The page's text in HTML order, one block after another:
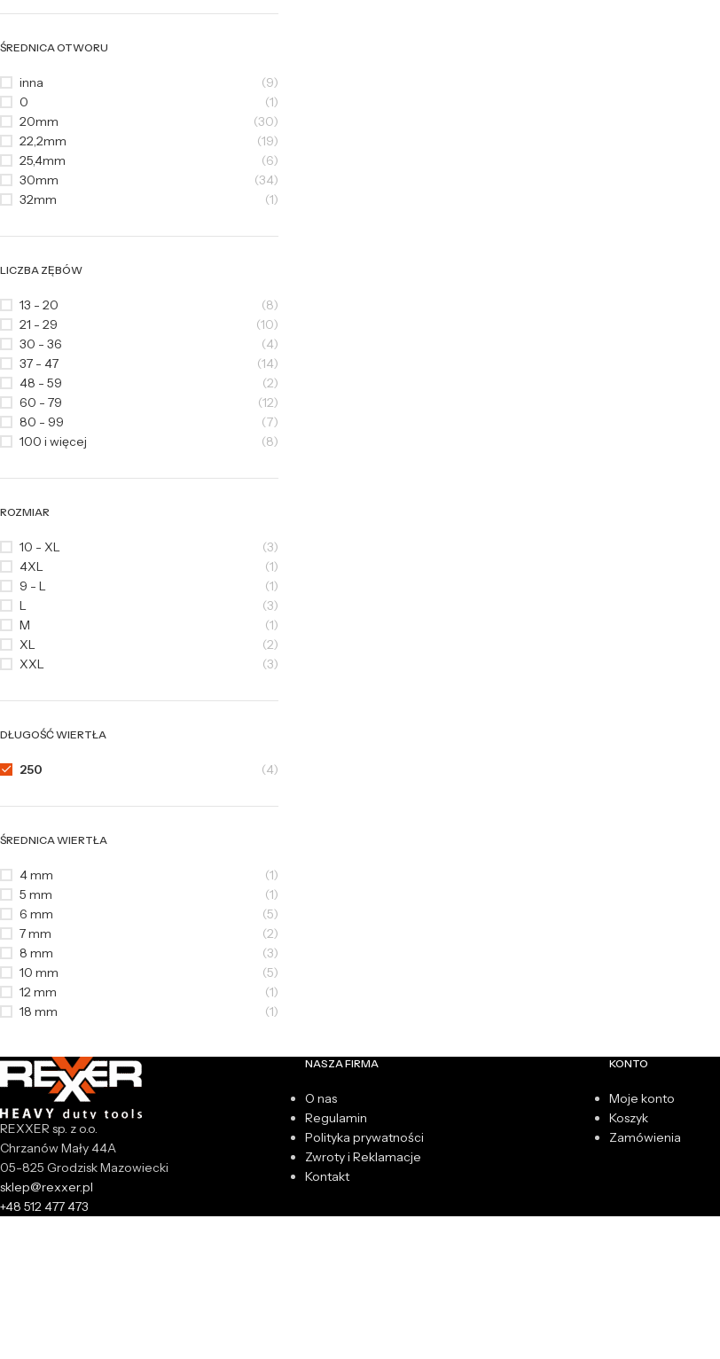
ŚREDNICA OTWORU
inna
(9)
0
(1)
20mm
(30)
22,2mm
(19)
25,4mm
(6)
30mm
(34)
32mm
(1)
LICZBA ZĘBÓW
13 - 20
(8)
21 - 29
(10)
30 - 36
(4)
37 - 47
(14)
48 - 59
(2)
60 - 79
(12)
80 - 99
(7)
100 i więcej
(8)
ROZMIAR
10 - XL
(3)
4XL
(1)
9 - L
(1)
L
(3)
M
(1)
XL
(2)
XXL
(3)
DŁUGOŚĆ WIERTŁA
250 (4)
ŚREDNICA WIERTŁA
4 mm
(1)
5 mm
(1)
6 mm
(5)
7 mm
(2)
8 mm
(3)
10 mm
(5)
12 mm
(1)
18 mm
(1)
REXXER sp. z o.o.
Chrzanów Mały 44A
05-825 Grodzisk Mazowiecki
sklep@rexxer.pl
+48 512 477 473
NASZA FIRMA
O nas
Regulamin
Polityka prywatności
Zwroty i Reklamacje
Kontakt
KONTO
Moje konto
Koszyk
Zamówienia